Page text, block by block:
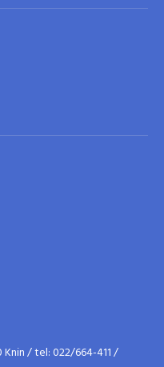
Knin / tel: 022/664-411 /